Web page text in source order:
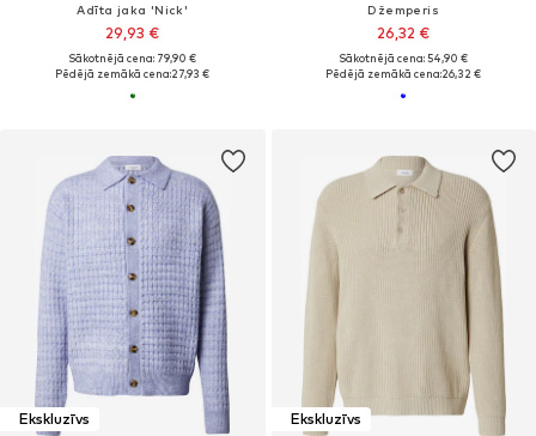
Adīta jaka 'Nick'
29,93 €
Sākotnējā cena: 79,90 €
Pēdējā zemākā cena:27,93 €
Džemperis
26,32 €
Sākotnējā cena: 54,90 €
Pēdējā zemākā cena:26,32 €
Ekskluzīvs Ekskluzīvs